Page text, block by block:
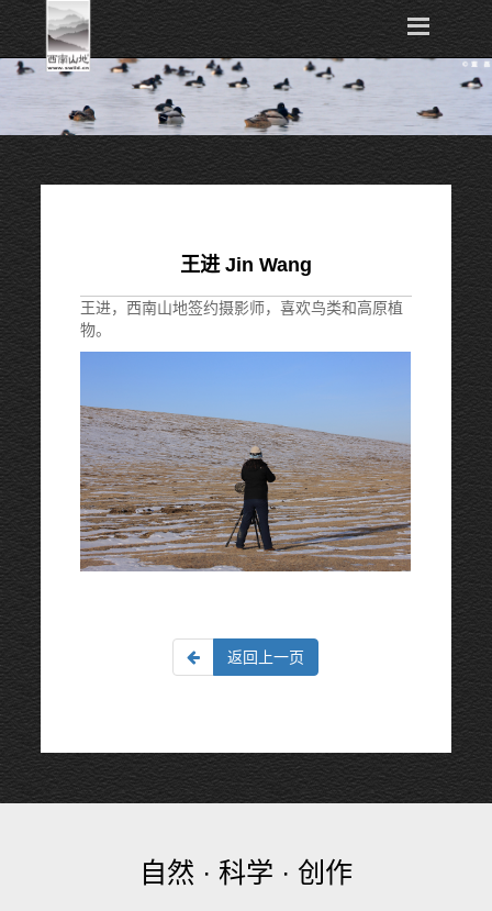
王进 Jin Wang
王进，西南山地签约摄影师，喜欢鸟类和高原植
物。
返回上一页
自然 · 科学 · 创作